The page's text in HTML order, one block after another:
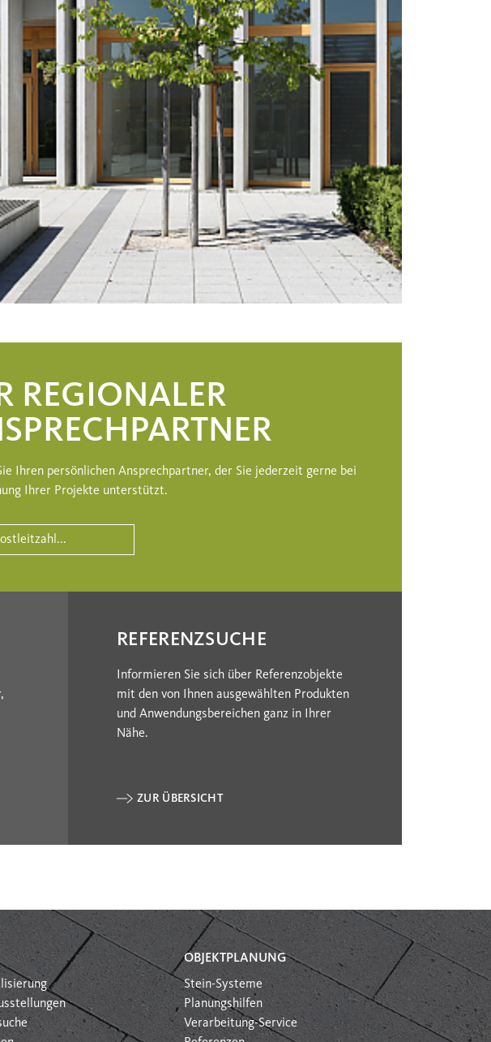
REGIONALER
Ihren persönlichen Ansprechpartner, der Sie jederzeit gerne bei
Ihrer Projekte unterstützt.
REFERENZSUCHE
Informieren Sie sich über Referenzobjekte
mit den von Ihnen ausgewählten Produkten
und Anwendungsbereichen ganz in Ihrer
Nähe.
ZUR ÜBERSICHT
OBJEKTPLANUNG
Stein-Systeme
Planungshilfen
Verarbeitung-Service